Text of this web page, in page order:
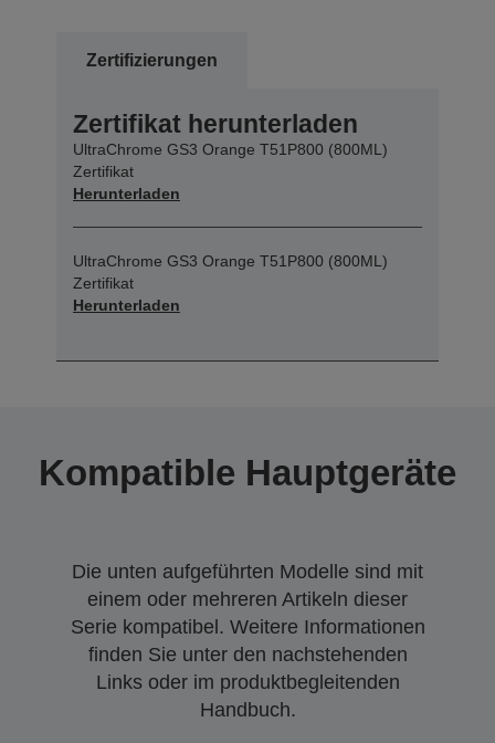
Zertifizierungen
Zertifikat herunterladen
UltraChrome GS3 Orange T51P800 (800ML)
Zertifikat
Herunterladen
UltraChrome GS3 Orange T51P800 (800ML)
Zertifikat
Herunterladen
Kompatible Hauptgeräte
Die unten aufgeführten Modelle sind mit
einem oder mehreren Artikeln dieser
Serie kompatibel. Weitere Informationen
finden Sie unter den nachstehenden
Links oder im produktbegleitenden
Handbuch.